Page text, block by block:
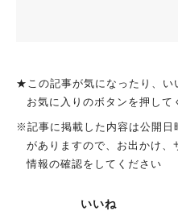
★この記事が気になったり、い
お気に入りのボタンを押して
※記事に掲載した内容は公開日
がありますので、お出かけ
情報の確認をしてください
いいね